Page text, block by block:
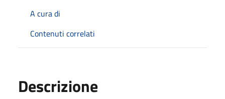
A cura di
Contenuti correlati
Descrizione